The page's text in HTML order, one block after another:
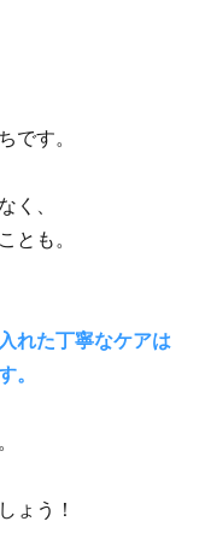
です。
く、
とも。
れた丁寧なケアは
。
ょう！